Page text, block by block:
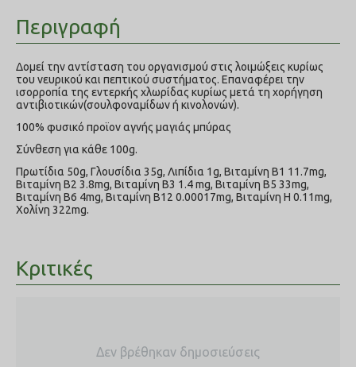
Περιγραφή
Δομεί την αντίσταση του οργανισμού στις λοιμώξεις κυρίως
του νευρικού και πεπτικού συστήματος. Επαναφέρει την
ισορροπία της εντερκής χλωρίδας κυρίως μετά τη χορήγηση
αντιβιοτικών(σουλφοναμίδων ή κινολονών).
100% φυσικό προϊον αγνής μαγιάς μπύρας
Σύνθεση για κάθε 100g.
Πρωτίδια 50g, Γλουσίδια 35g, Λιπίδια 1g, Βιταμίνη Β1 11.7mg,
Βιταμίνη Β2 3.8mg, Βιταμίνη Β3 1.4 mg, Βιταμίνη Β5 33mg,
Βιταμίνη Β6 4mg, Βιταμίνη Β12 0.00017mg, Βιταμίνη H 0.11mg,
Χολίνη 322mg.
Κριτικές
Δεν βρέθηκαν δημοσιεύσεις